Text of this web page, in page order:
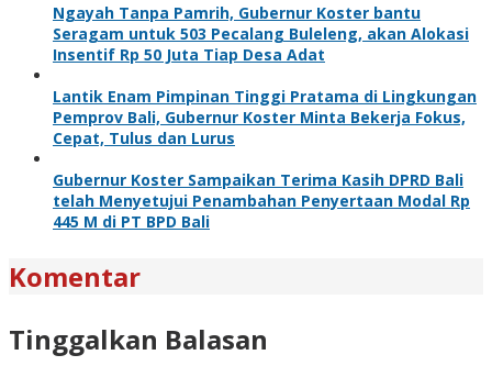
Ngayah Tanpa Pamrih, Gubernur Koster bantu
Seragam untuk 503 Pecalang Buleleng, akan Alokasi
Insentif Rp 50 Juta Tiap Desa Adat
Lantik Enam Pimpinan Tinggi Pratama di Lingkungan
Pemprov Bali, Gubernur Koster Minta Bekerja Fokus,
Cepat, Tulus dan Lurus
Gubernur Koster Sampaikan Terima Kasih DPRD Bali
telah Menyetujui Penambahan Penyertaan Modal Rp
445 M di PT BPD Bali
Komentar
Tinggalkan Balasan